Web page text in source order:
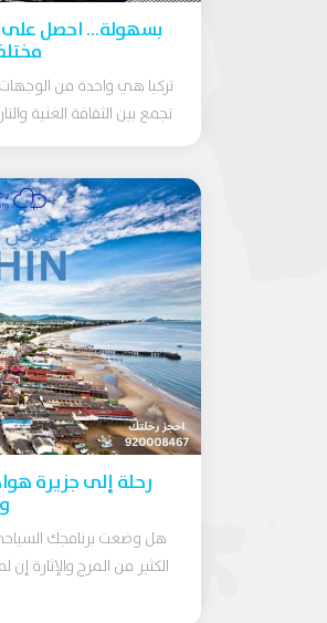
بسهولة… احصل على
تركيا هي واحدة من
تجمع بين الثقافة الغنية
رحلة إلى جزيرة
هل وضعت برنامجك السياحي
الكثير من المرح